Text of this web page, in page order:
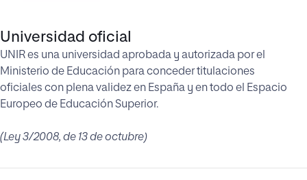
Universidad oficial
UNIR es una universidad aprobada y autorizada por el
Ministerio de Educación para conceder titulaciones
oficiales con plena validez en España y en todo el Espacio
Europeo de Educación Superior.
(Ley 3/2008, de 13 de octubre)